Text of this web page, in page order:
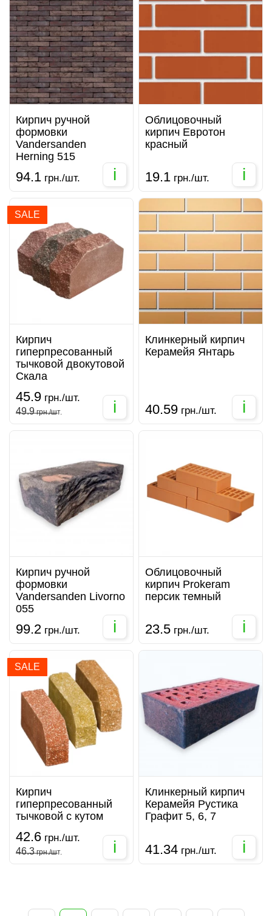
Кирпич ручной
формовки
Vandersanden
Herning 515
94.1 грн./шт. i
Облицовочный
кирпич Евротон
красный
19.1 грн./шт. i
SALE
Кирпич
гиперпресованный
тычковой двокутовой
Скала
45.9 грн./шт.
49.9грн./шт. i
Клинкерный кирпич
Керамейя Янтарь
40.59 грн./шт. i
Кирпич ручной
формовки
Vandersanden Livorno
055
99.2 грн./шт. i
Облицовочный
кирпич Prokeram
персик темный
23.5 грн./шт. i
SALE
Кирпич
гиперпресованный
тычковой с кутом
42.6 грн./шт.
46.3грн./шт. i
Клинкерный кирпич
Керамейя Рустика
Графит 5, 6, 7
41.34 грн./шт. i